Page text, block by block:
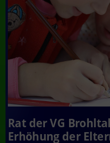
Rat der VG
Erhöhung der